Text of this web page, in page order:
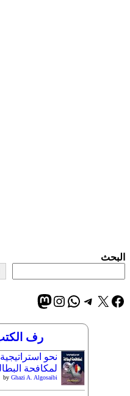
البحث
فيسبوك
إكستيليجرام
واتساب
إنستجرام
ماستودون
رف
نحو
لمكافحة
by Ghazi A. Algosaibi